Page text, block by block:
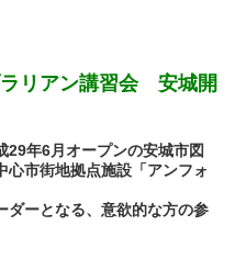
リアン講習会 安城開
29年6月オープンの安城市図
心市街地拠点施設「アンフォ
ダーとなる、意欲的な方の参